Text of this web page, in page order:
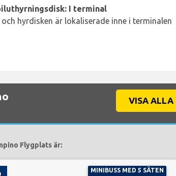
I terminal
hyrdisken är lokaliserade inne i terminalen
VISA ALLA
Flygplats är:
MINIBUSS MED 5 SÄTEN